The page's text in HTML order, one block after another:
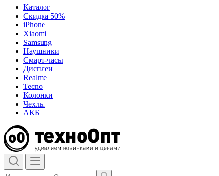
Каталог
Скидка 50%
iPhone
Xiaomi
Samsung
Наушники
Смарт-часы
Дисплеи
Realme
Tecno
Колонки
Чехлы
АКБ